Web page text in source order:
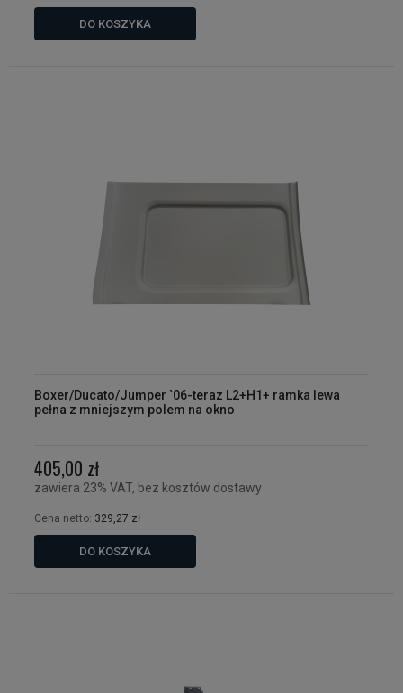
DO KOSZYKA
Boxer/Ducato/Jumper `06-teraz L2+H1+ ramka lewa
pełna z mniejszym polem na okno
405,00 zł
zawiera 23% VAT, bez kosztów dostawy
Cena netto: 329,27 zł
DO KOSZYKA